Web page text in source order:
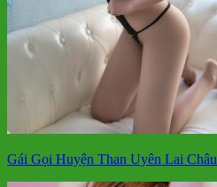
Gái Gọi Huyện Than Uyên Lai Châu